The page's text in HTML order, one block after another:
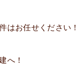
はお任せください！
へ！